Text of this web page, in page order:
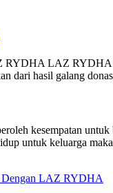
RYDHA LAZ
dari hasil galang
kesempatan
untuk keluarga